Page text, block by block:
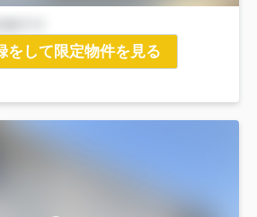
をして限定物件を見る